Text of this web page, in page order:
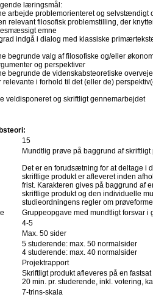
læringsmål:
arbejde problemorienteret og selvstændigt
relevant filosofisk problemstilling, der
emne
indgå i dialog med klassiske
begrunde valg af filosofiske og/eller
og perspektiver
begrunde de videnskabsteoretiske
i forhold til det (eller de)
veldisponeret og skriftligt gennemarbejdet
15
Mundtlig prøve på baggrund af skriftligt
Det er en forudsætning for at deltage i
skriftlige produkt er afleveret inden
frist. Karakteren gives på baggrund af
skriftlige produkt og den individuelle
studieordningens regler om
Gruppeopgave med mundtligt forsvar i
4-5
Max. 50 sider
5 studerende: max. 50 normalsider
4 studerende: max. 40 normalsider
Projektrapport
Skriftligt produkt afleveres på en
20 min. pr. studerende, inkl. votering,
7-trins-skala